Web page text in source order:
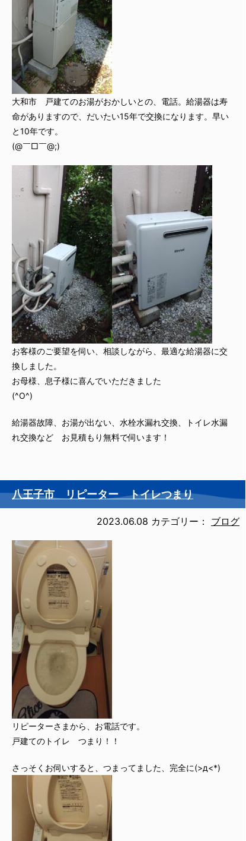
大和市 戸建てのお湯がおかしいとの、電話。給湯器は寿
命がありますので、だいたい15年で交換になります。早い
と10年です。
(@￣□￣@;)
お客様のご要望を伺い、相談しながら、最適な給湯器に交
換しました。
お母様、息子様に喜んでいただきました
(^O^)
給湯器故障、お湯が出ない、水栓水漏れ交換、トイレ水漏
れ交換など お見積もり無料で伺います！
八王子市 リピーター トイレつまり
2023.06.08 カテゴリー： ブログ
リピーターさまから、お電話です。
戸建てのトイレ つまり！！
さっそくお伺いすると、つまってました、完全に(>д<*)